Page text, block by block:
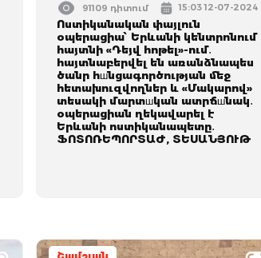
91109 դիտում 15:03 12-07-2024
Ոստիկանական փայլուն
օպերացիա՝ Երևանի կենտրոնում
հայտնի «Դեյվ հոթել»-ում․
հայտնաբերվել են առանձնապես
ծանր հшնցագործության մեջ
հետախուզվողներ և «Մակարով»
տեսակի մարտшկան ատրճшնակ․
օպերացիան ղեկավարել է
Երևանի ոստիկանապետը․
ՖՈՏՈՌԵՊՈՐՏԱԺ, ՏԵՍԱՆՅՈՒԹ